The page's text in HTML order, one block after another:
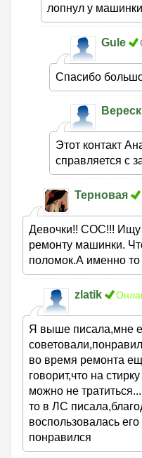
лопнул у
Gule
Спасибо
Этот контакт
справляется с
Терновая
Девочки!! СОС!!!
ремонту машинки.
поломок.А именно
zlatik
Я выше писала,мне
во время ремонта
говорит,что на
можно не
то в ЛС
воспользовалась
понравился